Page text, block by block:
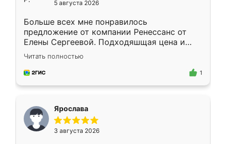
5 августа 2026
Больше всех мне понравилось
предложение от компании Ренессанс от
Елены Сергеевой. Подходяшщая цена и
короткие сроки изготовления. Приехавший
для замера сотрудник Владислав
предложил по моему эскизу самый
Читать полностью
1
Ярослава
3 августа 2026